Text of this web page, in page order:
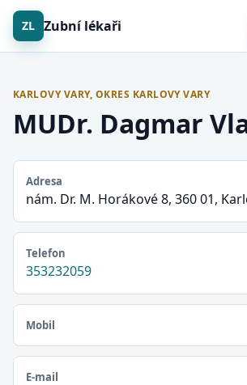
ZL Zubní lékaři
KARLOVY VARY, OKRES KARLOVY VARY
MUDr. Dagmar
Adresa
nám. Dr. M. Horákové 8, 360 01,
Telefon
353232059
Mobil
E-mail